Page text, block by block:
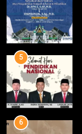
5
6